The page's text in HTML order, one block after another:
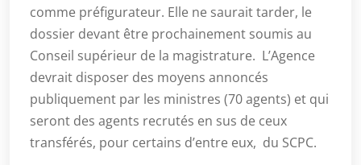
comme préfigurateur. Elle ne saurait tarder, le
dossier devant être prochainement soumis au
Conseil supérieur de la magistrature. L’Agence
devrait disposer des moyens annoncés
publiquement par les ministres (70 agents) et qui
seront des agents recrutés en sus de ceux
transférés, pour certains d’entre eux, du SCPC.